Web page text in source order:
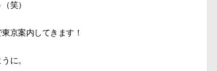
笑）
京案内してきます！
に。